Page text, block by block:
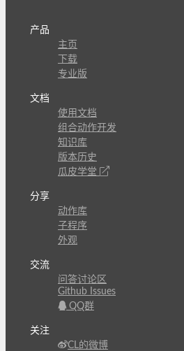
产品
主页
下载
专业版
文档
使用文档
组合动作开发
知识库
版本历史
瓜皮学堂
分享
动作库
子程序
外观
交流
问答讨论区
Github Issues
QQ群
关注
CL的微博